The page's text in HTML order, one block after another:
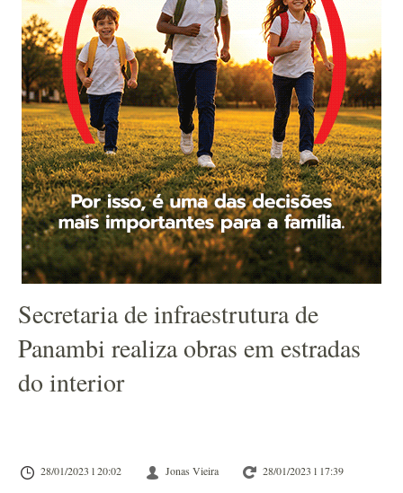
Secretaria de infraestrutura de
Panambi realiza obras em estradas
do interior
28/01/2023 l 20:02 Jonas Vieira 28/01/2023 l 17:39